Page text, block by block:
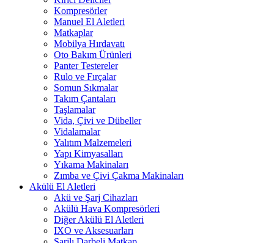
Kompresörler
Manuel El Aletleri
Matkaplar
Mobilya Hırdavatı
Oto Bakım Ürünleri
Panter Testereler
Rulo ve Fırçalar
Somun Sıkmalar
Takım Çantaları
Taşlamalar
Vida, Çivi ve Dübeller
Vidalamalar
Yalıtım Malzemeleri
Yapı Kimyasalları
Yıkama Makinaları
Zımba ve Çivi Çakma Makinaları
Akülü El Aletleri
Akü ve Şarj Cihazları
Akülü Hava Kompresörleri
Diğer Akülü El Aletleri
IXO ve Aksesuarları